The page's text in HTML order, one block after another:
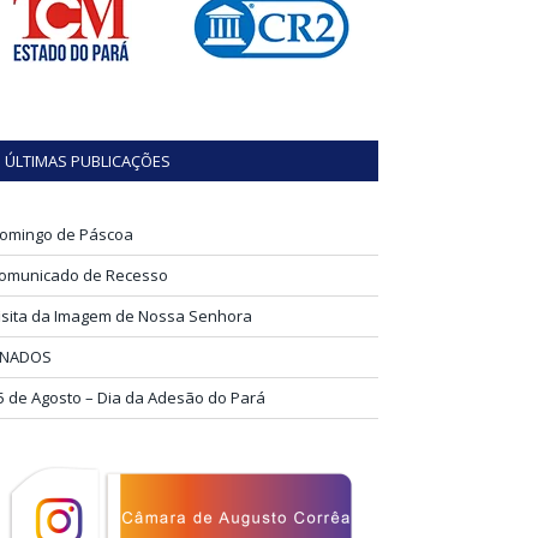
ÚLTIMAS PUBLICAÇÕES
de Páscoa
de Recesso
da Imagem de Nossa Senhora
de Agosto – Dia da Adesão do Pará